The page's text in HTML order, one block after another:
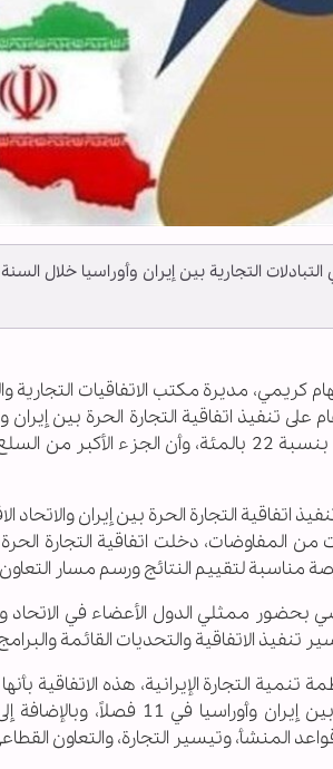
التجارة الايرانية عن نمو بنسبة 22 بالمئة في التبادلات التجارية بين إيران وأوراسيا
كريمي، مديرة مكتب الاتفاقيات التجارية
تنفيذ اتفاقية التجارة الحرة بين إيران
الأوراسي، أن حجم التجارة بين الطرفين خلال هذه الفترة قد ارتفع بنسبة 22
التجارة الحرة بين إيران والاتحاد
المفاوضات، دخلت اتفاقية التجارة
مناسبة لتقييم النتائج ورسم مسار
ممثلي الدول الأعضاء في الاتحاد
تنفيذ الاتفاقية والتحديات القائمة
التجارة الإيرانية، هذه الاتفاقية
الاتفاقيات التجارية للبلاد، وقالت: تم إعداد اتفاقية التجارة
المنشأ، وتيسير التجارة، والتعاون